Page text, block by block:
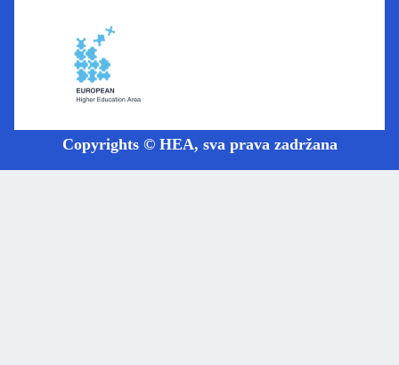
Copyrights © HEA, sva prava zadržana